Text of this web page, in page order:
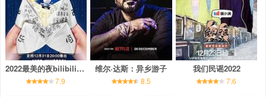
2022最美的夜bilibili晚会
7.9
维尔·达斯：异乡游子
8.5
我们民谣2022
7.6